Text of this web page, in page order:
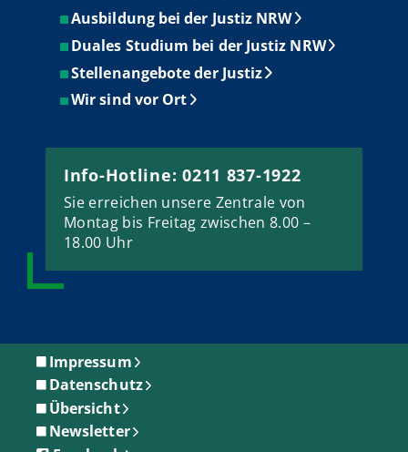
Ausbildung bei der Justiz NRW
Duales Studium bei der Justiz NRW
Stellenangebote der Justiz
Wir sind vor Ort
Info-Hotline: 0211 837-1922
Sie erreichen unsere Zentrale von
Montag bis Freitag zwischen 8.00 –
18.00 Uhr
Impressum
Datenschutz
Übersicht
Newsletter